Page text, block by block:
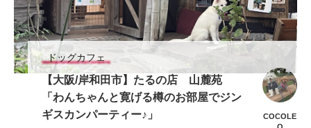
ドッグカフェ
【神戸市・東灘区】wan stop caféはログ
ハウス風ドッグ＋MUSICカフェ
wansta